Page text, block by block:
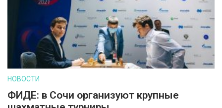
НОВОСТИ
ФИДЕ: в Сочи организуют крупные